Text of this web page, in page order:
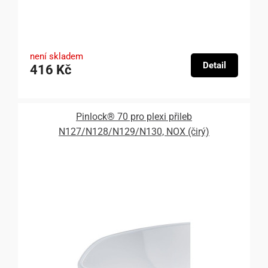
není skladem
416 Kč Detail
Pinlock® 70 pro plexi přileb
N127/N128/N129/N130, NOX (čirý)